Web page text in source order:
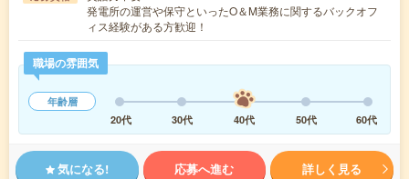
発電所の運営や保守といったO＆M業務に関するバックオフ
ィス経験がある方歓迎！
職場の雰囲気
年齢層
20代
30代 40代 50代 60代
気になる! 応募へ進む 詳しく見る